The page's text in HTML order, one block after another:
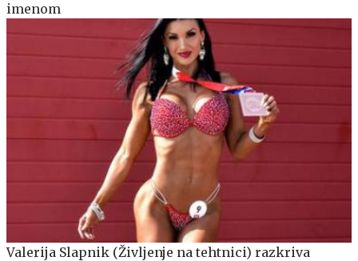
imenom
Valerija Slapnik (Življenje na tehtnici) razkriva